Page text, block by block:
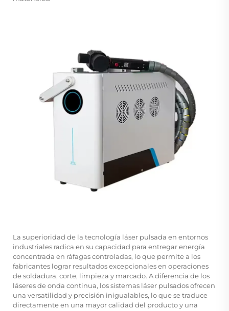
La superioridad de la tecnología láser pulsada en entornos
industriales radica en su capacidad para entregar energía
concentrada en ráfagas controladas, lo que permite a los
fabricantes lograr resultados excepcionales en operaciones
de soldadura, corte, limpieza y marcado. A diferencia de los
láseres de onda continua, los sistemas láser pulsados ofrecen
una versatilidad y precisión inigualables, lo que se traduce
directamente en una mayor calidad del producto y una